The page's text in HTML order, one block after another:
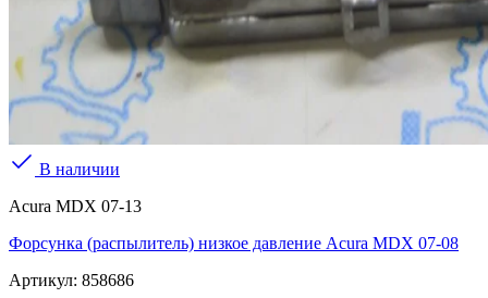
В наличии
Acura MDX 07-13
Форсунка (распылитель) низкое давление Acura MDX 07-08
Артикул: 858686